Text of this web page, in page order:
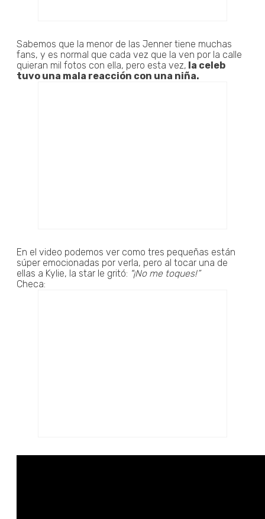
Sabemos que la menor de las Jenner tiene muchas
fans, y es normal que cada vez que la ven por la calle
quieran mil fotos con ella, pero esta vez, la celeb
tuvo una mala reacción con una niña.
En el video podemos ver como tres pequeñas están
súper emocionadas por verla, pero al tocar una de
ellas a Kylie, la star le gritó: "¡No me toques!”
Checa: